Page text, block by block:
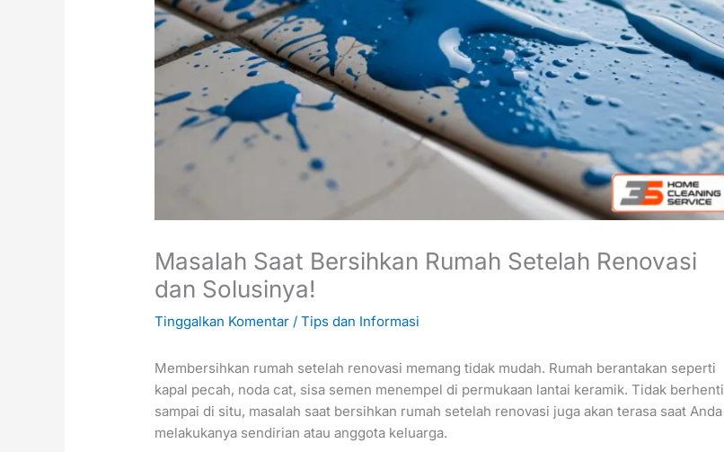
Masalah Saat Bersihkan Rumah Setelah Renovasi
dan Solusinya!
Tinggalkan Komentar /Tips dan Informasi
Membersihkan rumah setelah renovasi memang tidak mudah. Rumah berantakan seperti
kapal pecah, noda cat, sisa semen menempel di permukaan lantai keramik. Tidak berhenti
sampai di situ, masalah saat bersihkan rumah setelah renovasi juga akan terasa saat Anda
melakukanya sendirian atau anggota keluarga.